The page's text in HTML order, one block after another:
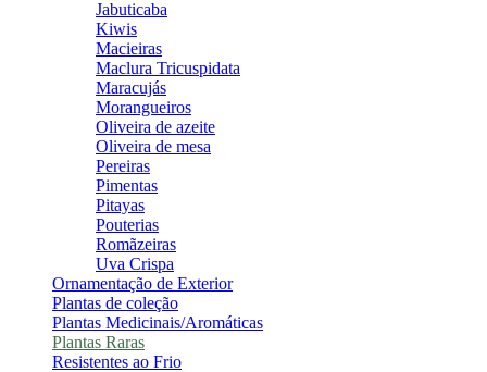
Jabuticaba
Kiwis
Macieiras
Maclura Tricuspidata
Maracujás
Morangueiros
Oliveira de azeite
Oliveira de mesa
Pereiras
Pimentas
Pitayas
Pouterias
Romãzeiras
Uva Crispa
Ornamentação de Exterior
Plantas de coleção
Plantas Medicinais/Aromáticas
Plantas Raras
Resistentes ao Frio